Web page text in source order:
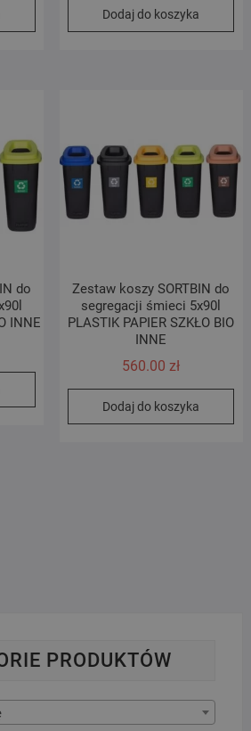
Dodaj do koszyka
do
INNE
Zestaw koszy SORTBIN do
segregacji śmieci 5x90l
PLASTIK PAPIER SZKŁO BIO
INNE
560.00zł
Dodaj do koszyka
PRODUKTÓW